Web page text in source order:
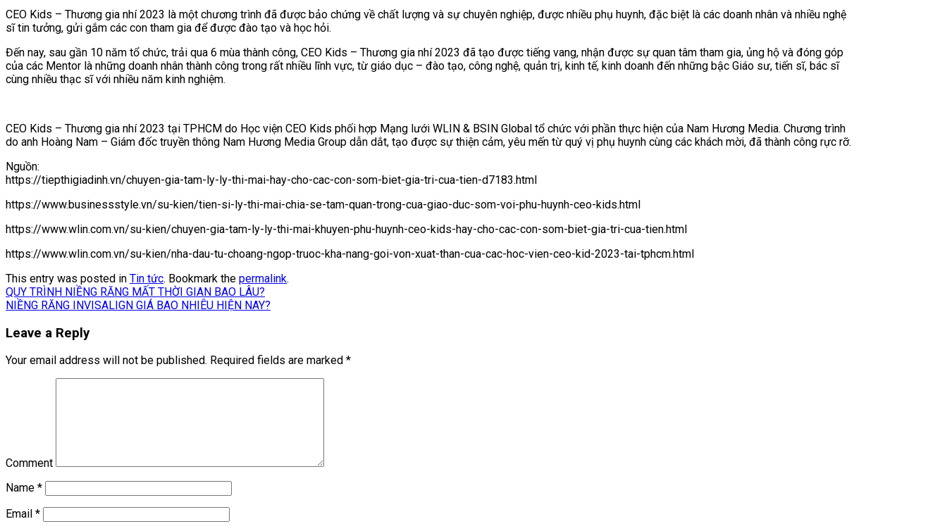
CEO Kids – Thương gia nhí 2023 là một chương trình đã được bảo chứng về chất lượng và sự chuyên nghiệp, được nhiều phụ huynh, đặc biệt là các doanh nhân và nhiều nghệ
sĩ tin tưởng, gửi gắm các con tham gia để được đào tạo và học hỏi.
Đến nay, sau gần 10 năm tổ chức, trải qua 6 mùa thành công, CEO Kids – Thương gia nhí 2023 đã tạo được tiếng vang, nhận được sự quan tâm tham gia, ủng hộ và đóng góp
của các Mentor là những doanh nhân thành công trong rất nhiều lĩnh vực, từ giáo dục – đào tạo, công nghệ, quản trị, kinh tế, kinh doanh đến những bậc Giáo sư, tiến sĩ, bác sĩ
cùng nhiều thạc sĩ với nhiều năm kinh nghiệm.
CEO Kids – Thương gia nhí 2023 tại TPHCM do Học viện CEO Kids phối hợp Mạng lưới WLIN & BSIN Global tổ chức với phần thực hiện của Nam Hương Media. Chương trình
do anh Hoàng Nam – Giám đốc truyền thông Nam Hương Media Group dẫn dắt, tạo được sự thiện cảm, yêu mến từ quý vị phụ huynh cùng các khách mời, đã thành công rực rỡ.
Nguồn:
https://tiepthigiadinh.vn/chuyen-gia-tam-ly-ly-thi-mai-hay-cho-cac-con-som-biet-gia-tri-cua-tien-d7183.html
https://www.businessstyle.vn/su-kien/tien-si-ly-thi-mai-chia-se-tam-quan-trong-cua-giao-duc-som-voi-phu-huynh-ceo-kids.html
https://www.wlin.com.vn/su-kien/chuyen-gia-tam-ly-ly-thi-mai-khuyen-phu-huynh-ceo-kids-hay-cho-cac-con-som-biet-gia-tri-cua-tien.html
https://www.wlin.com.vn/su-kien/nha-dau-tu-choang-ngop-truoc-kha-nang-goi-von-xuat-than-cua-cac-hoc-vien-ceo-kid-2023-tai-tphcm.html
This entry was posted in Tin tức. Bookmark the permalink.
QUY TRÌNH NIỀNG RĂNG MẤT THỜI GIAN BAO LÂU?
NIỀNG RĂNG INVISALIGN GIÁ BAO NHIÊU HIỆN NAY?
Leave a Reply
Your email address will not be published. Required fields are marked *
Comment
Name *
Email *